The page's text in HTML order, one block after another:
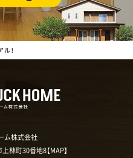
！
ム株式会社
林町30番地8【MAP】